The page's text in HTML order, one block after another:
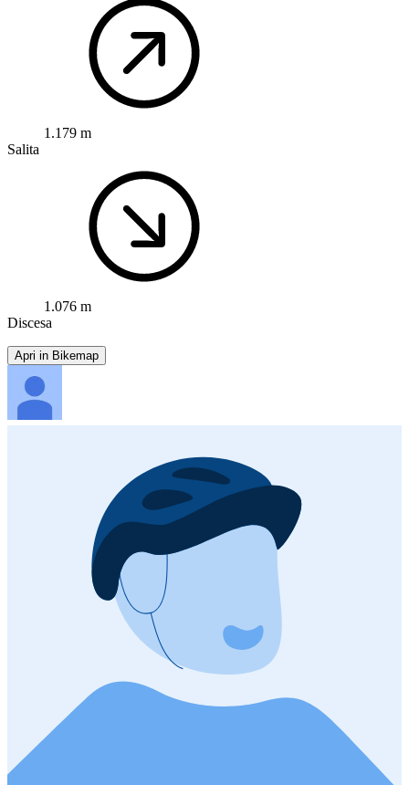
1.179 m
Salita
1.076 m
Discesa
Apri in Bikemap